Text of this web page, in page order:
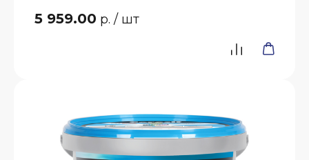
5 959.00 р. / шт